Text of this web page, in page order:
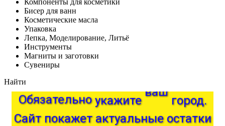
Компоненты для косметики
Бисер для ванн
Косметические масла
Упаковка
Лепка, Моделирование, Литьё
Инструменты
Магниты и заготовки
Сувениры
Найти
Обязательно укажите ваш город.
Сайт покажет
актуальные
остатки